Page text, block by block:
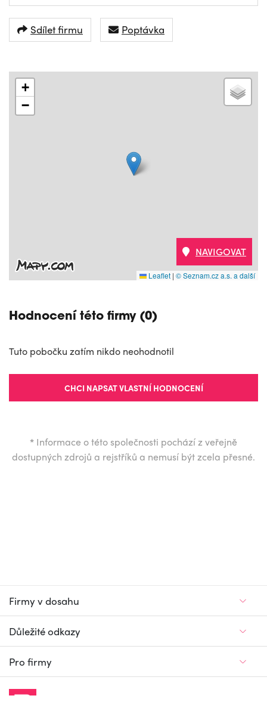
Sdílet firmu Poptávka
+
−
Leaflet | © Seznam.cz a.s. a další
NAVIGOVAT
Hodnocení této firmy (0)
Tuto pobočku zatím nikdo neohodnotil
CHCI NAPSAT VLASTNÍ HODNOCENÍ
* Informace o této společnosti pochází z veřejně
dostupných zdrojů a rejstříků a nemusí být zcela přesné.
Firmy v dosahu
Důležité odkazy
Pro firmy